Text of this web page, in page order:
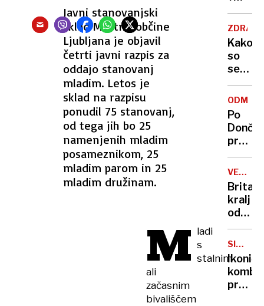
Javni stanovanjski
sklad Mestne občine
Ljubljana je objavil
četrti javni razpis za
oddajo stanovanj
mladim. Letos je
sklad na razpisu
ponudil 75 stanovanj,
od tega jih bo 25
namenjenih mladim
posameznikom, 25
mladim parom in 25
mladim družinam.
M ladi
s
stalnim
ali
začasnim
bivališčem
sploh
delu
voda
Kako
so
se
cilji
vlade
Po
Karma
je
psica,
Nico
pa
njen
sin
VELIKA
kralj
zaradi
raka
SIMBOL
kombi